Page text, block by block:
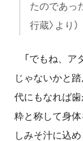
たのであっ
行蔵〉より）
「でもね、ア
じゃないかと
代にもなれば歯
粋と称して身
しみそ汁に込